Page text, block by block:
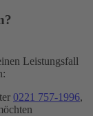
Leistungsfall
0221 757-1996,